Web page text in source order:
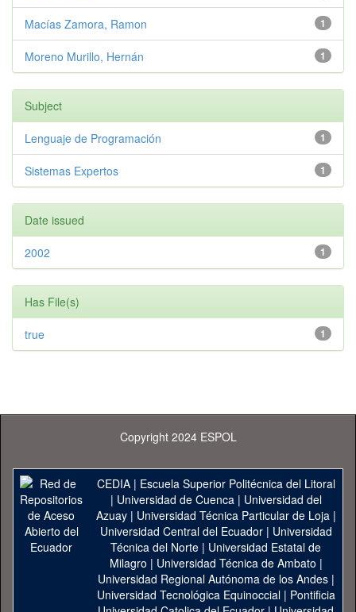
1
Macías Zamora, Ramon
1
Moreno Murillo, Hernán
Subject
1
Lenguaje de Programación
1
Sistemas Expertos
Date issued
1
2002
Has File(s)
1
true
Copyright 2024 ESPOL
CEDIA| Escuela Superior Politécnica del Litoral
| Universidad de Cuenca| Universidad del
Azuay| Universidad Técnica Particular de Loja|
Universidad Central del Ecuador| Universidad
Técnica del Norte | Universidad Estatal de
Milagro | Universidad Técnica de Ambato |
Universidad Regional Autónoma de los Andes|
Universidad Tecnológica Equinoccial| Pontificia